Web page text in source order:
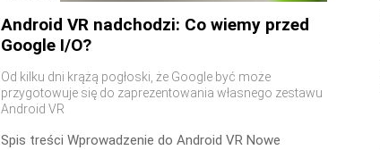
Android VR nadchodzi: Co wiemy przed
Google I/O?
Od kilku dni krążą pogłoski, że Google być może
przygotowuje się do zaprezentowania własnego zestawu
Android VR
Spis treści Wprowadzenie do Android VR Nowe